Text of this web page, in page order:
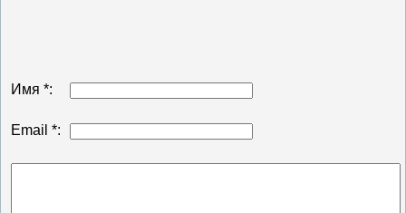
Имя *:
Email *: